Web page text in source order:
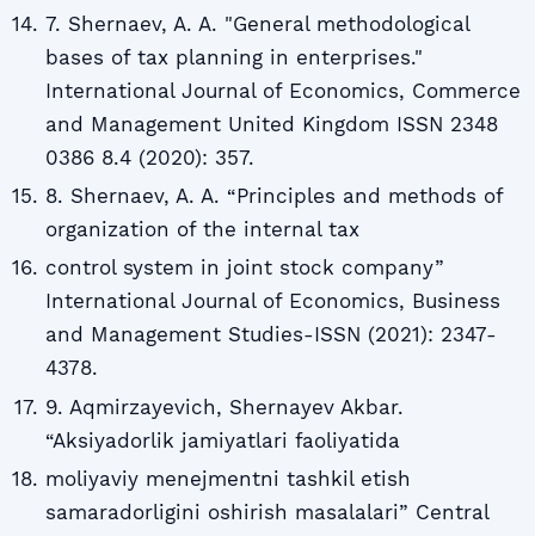
7. Shernaev, A. A. "General methodological
bases of tax planning in enterprises."
International Journal of Economics, Commerce
and Management United Kingdom ISSN 2348
0386 8.4 (2020): 357.
8. Shernaev, A. A. “Principles and methods of
organization of the internal tax
control system in joint stock company”
International Journal of Economics, Business
and Management Studies-ISSN (2021): 2347-
4378.
9. Aqmirzayevich, Shernayev Akbar.
“Aksiyadorlik jamiyatlari faoliyatida
moliyaviy menejmentni tashkil etish
samaradorligini oshirish masalalari” Central